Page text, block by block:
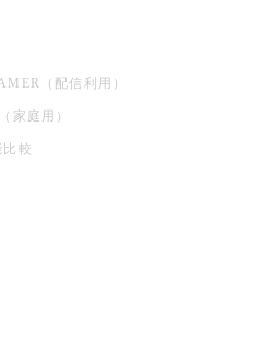
（配信利用）
家庭用）
較